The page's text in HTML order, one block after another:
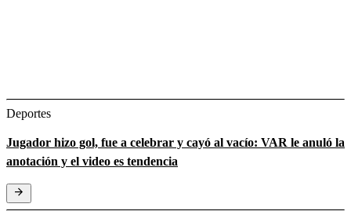
Deportes
Jugador hizo gol, fue a celebrar y cayó al vacío: VAR le anuló la
anotación y el video es tendencia